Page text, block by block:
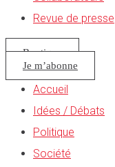
Revue de presse
Boutique
Je m’abonne
Accueil
Idées / Débats
Politique
Société